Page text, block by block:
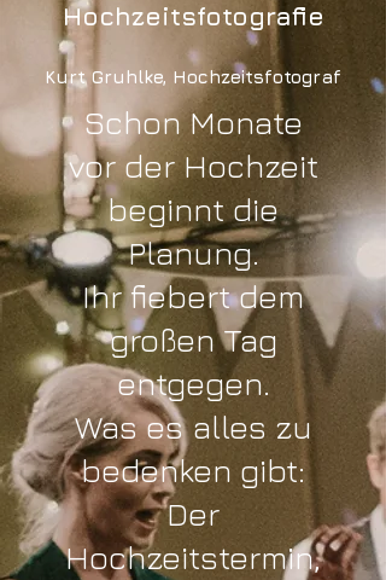
Hochzeitsfotografie
Kurt Gruhlke, Hochzeitsfotograf
Schon Monate
vor der Hochzeit
beginnt die
Planung.
Ihr fiebert dem
großen Tag
entgegen.
Was es alles zu
bedenken gibt:
Der
Hochzeitstermin,